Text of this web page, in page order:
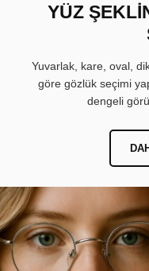
YÜZ
Yuvarlak, kare, oval,
göre gözlük seçimi
dengeli